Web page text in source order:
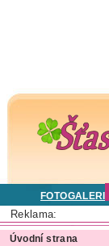
FOTOGALERIE
Reklama:
Úvodní strana